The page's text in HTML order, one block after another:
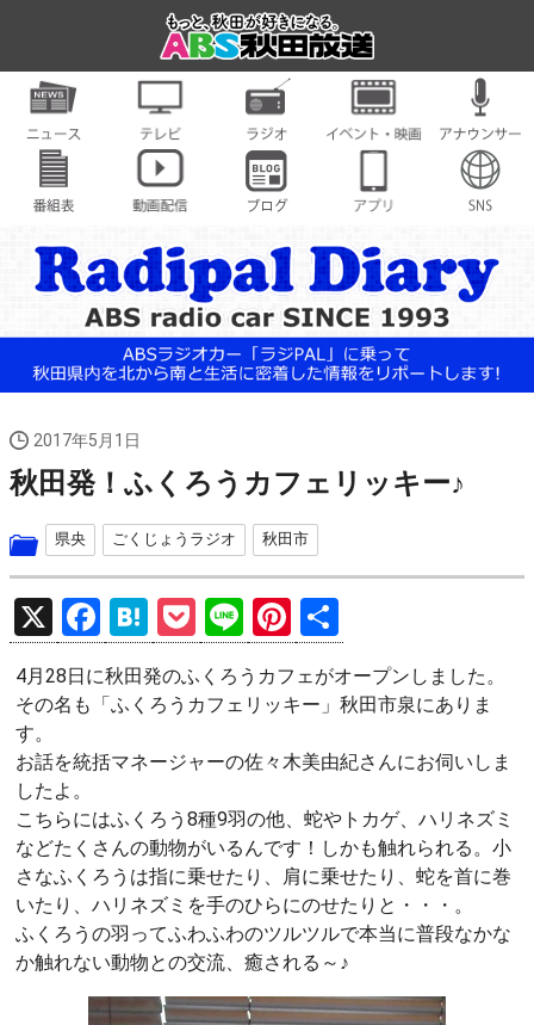
2017年5月1日
秋田発！ふくろうカフェリッキー♪
県央 ごくじょうラジオ 秋田市
X
F
a
ce
o
o
k
H
at
e
a
P
o
ck
Li
n
e
Pi
nt
er
t
有
4月28日に秋田発のふくろうカフェがオープンしました。
その名も「ふくろうカフェリッキー」秋田市泉にありま
す。
お話を統括マネージャーの佐々木美由紀さんにお伺いしま
したよ。
こちらにはふくろう8種9羽の他、蛇やトカゲ、ハリネズミ
などたくさんの動物がいるんです！しかも触れられる。小
さなふくろうは指に乗せたり、肩に乗せたり、蛇を首に巻
いたり、ハリネズミを手のひらにのせたりと・・・。
ふくろうの羽ってふわふわのツルツルで本当に普段なかな
か触れない動物との交流、癒される～♪